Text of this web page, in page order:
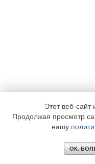
Этот веб-сайт
Продолжая просмотр
нашу
ОК.